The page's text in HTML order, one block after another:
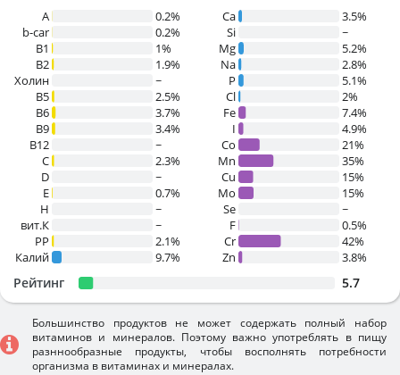
A
0.2%
b-car
0.2%
В1
1%
B2
1.9%
Холин
~
B5
2.5%
B6
3.7%
B9
3.4%
B12
~
C
2.3%
D
~
E
0.7%
H
~
вит.К
~
PP
2.1%
Калий
9.7%
Ca
3.5%
Si
~
Mg
5.2%
Na
2.8%
P
5.1%
Cl
2%
Fe
7.4%
I
4.9%
Co
21%
Mn
35%
Cu
15%
Mo
15%
Se
~
F
0.5%
Cr
42%
Zn
3.8%
Рейтинг 5.7
Большинство продуктов не может содержать полный набор
витаминов и минералов. Поэтому важно употреблять в пищу
разннообразные продукты, чтобы восполнять потребности
организма в витаминах и минералах.